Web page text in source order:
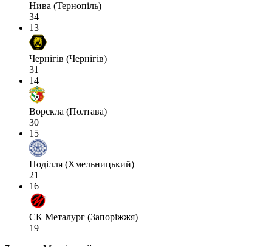
Нива (Тернопіль)
34
13
Чернігів (Чернігів)
31
14
Ворскла (Полтава)
30
15
Поділля (Хмельницький)
21
16
СК Металург (Запоріжжя)
19